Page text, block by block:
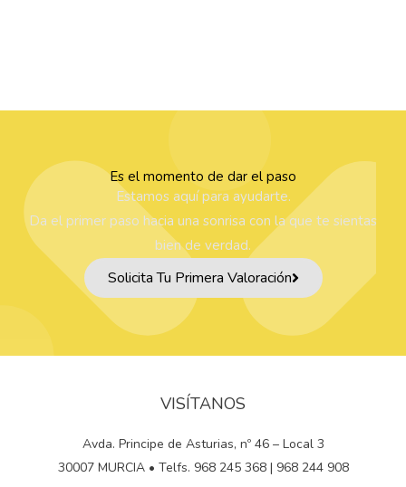
Es el momento de dar el paso
Estamos aquí para ayudarte.
Da el primer paso hacia una sonrisa con la que te sientas
bien de verdad.
Solicita Tu Primera Valoración
VISÍTANOS
Avda. Principe de Asturias, nº 46 – Local 3
30007 MURCIA • Telfs. 968 245 368 | 968 244 908